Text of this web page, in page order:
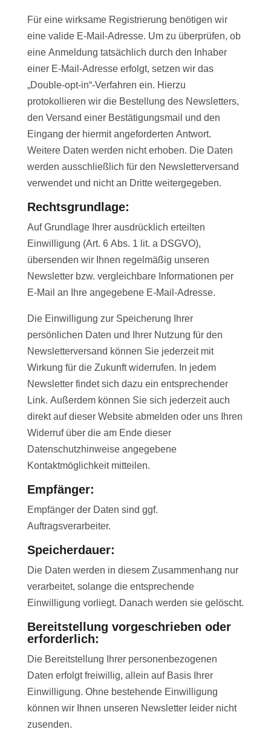
Für eine wirksame Registrierung benötigen wir
eine valide E-Mail-Adresse. Um zu überprüfen, ob
eine Anmeldung tatsächlich durch den Inhaber
einer E-Mail-Adresse erfolgt, setzen wir das
„Double-opt-in“-Verfahren ein. Hierzu
protokollieren wir die Bestellung des Newsletters,
den Versand einer Bestätigungsmail und den
Eingang der hiermit angeforderten Antwort.
Weitere Daten werden nicht erhoben. Die Daten
werden ausschließlich für den Newsletterversand
verwendet und nicht an Dritte weitergegeben.
Rechtsgrundlage:
Auf Grundlage Ihrer ausdrücklich erteilten
Einwilligung (Art. 6 Abs. 1 lit. a DSGVO),
übersenden wir Ihnen regelmäßig unseren
Newsletter bzw. vergleichbare Informationen per
E-Mail an Ihre angegebene E-Mail-Adresse.
Die Einwilligung zur Speicherung Ihrer
persönlichen Daten und Ihrer Nutzung für den
Newsletterversand können Sie jederzeit mit
Wirkung für die Zukunft widerrufen. In jedem
Newsletter findet sich dazu ein entsprechender
Link. Außerdem können Sie sich jederzeit auch
direkt auf dieser Website abmelden oder uns Ihren
Widerruf über die am Ende dieser
Datenschutzhinweise angegebene
Kontaktmöglichkeit mitteilen.
Empfänger:
Empfänger der Daten sind ggf.
Auftragsverarbeiter.
Speicherdauer:
Die Daten werden in diesem Zusammenhang nur
verarbeitet, solange die entsprechende
Einwilligung vorliegt. Danach werden sie gelöscht.
Bereitstellung vorgeschrieben oder
erforderlich:
Die Bereitstellung Ihrer personenbezogenen
Daten erfolgt freiwillig, allein auf Basis Ihrer
Einwilligung. Ohne bestehende Einwilligung
können wir Ihnen unseren Newsletter leider nicht
zusenden.